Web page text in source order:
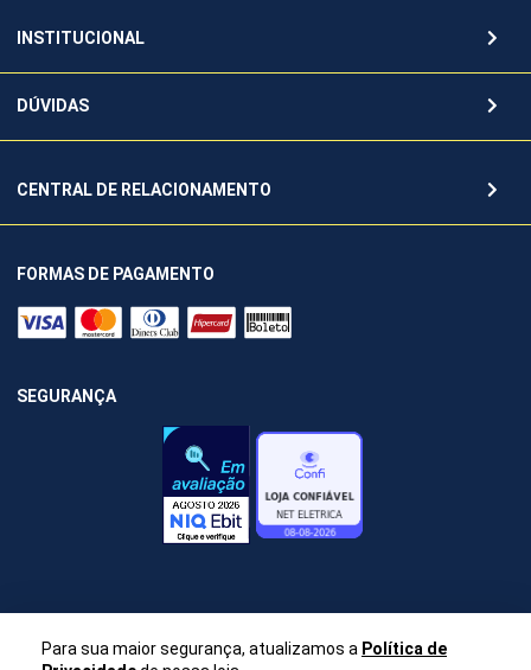
Para sua maior segurança, atualizamos a Política de
INSTITUCIONAL
DÚVIDAS
CENTRAL DE RELACIONAMENTO
FORMAS DE PAGAMENTO
SEGURANÇA